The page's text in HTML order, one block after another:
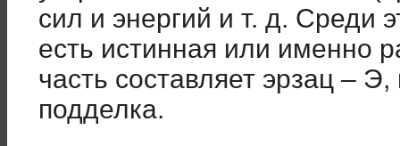
сил и энергий и т. д. Среди
есть истинная или именно
часть составляет эрзац –
подделка.